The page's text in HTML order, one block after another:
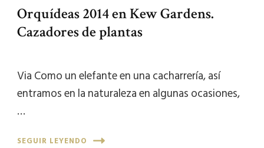
Orquídeas 2014 en Kew Gardens.
Cazadores de plantas
Via Como un elefante en una cacharrería, así
entramos en la naturaleza en algunas ocasiones,
…
SEGUIR LEYENDO